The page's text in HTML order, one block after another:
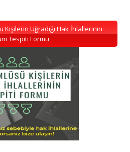
Kişilerin Uğradığı Hak İhlallerinin
Tespiti Formu